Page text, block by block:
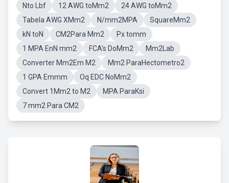
Nto Lbf
12 AWG toMm2
24 AWG toMm2
Tabela AWG XMm2
N/mm2MPA
SquareMm2
kN toN
CM2Para Mm2
Px tomm
1 MPA EnN mm2
FCA's DoMm2
Mm2Lab
Converter Mm2Em M2
Mm2 ParaHectometro2
1 GPA Emmm
Oq EDC NoMm2
Convert 1Mm2 to M2
MPA ParaKsi
7 mm2 Para CM2